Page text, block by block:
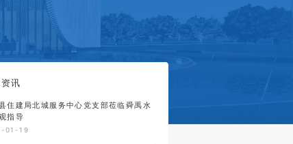
讯
住建局北城服务中心党支部莅临舜禹水
指导
01-19